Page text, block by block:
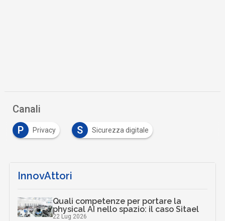
Canali
P
Privacy S Sicurezza digitale
InnovAttori
Quali competenze per portare la
physical AI nello spazio: il caso Sitael
22 Lug 2026